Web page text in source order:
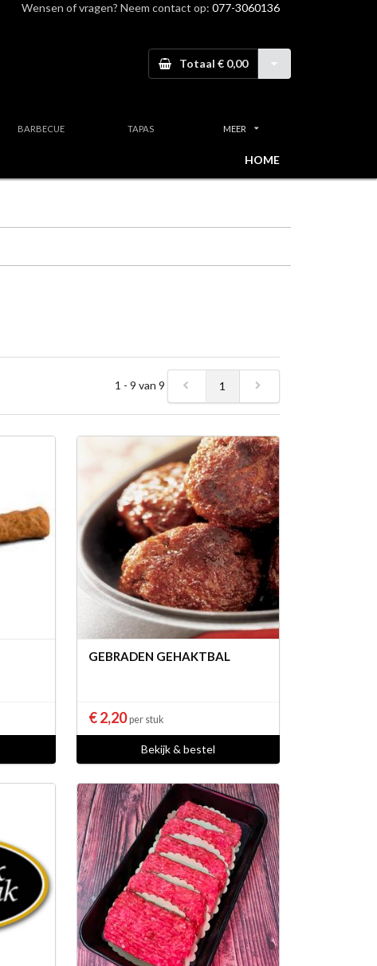
Wensen of vragen? Neem contact op: 077-3060136
Totaal € 0,00
BARBECUE TAPAS MEER
HOME
1 - 9 van 9 1
GEBRADEN GEHAKTBAL
€ 2,20per stuk
Bekijk & bestel